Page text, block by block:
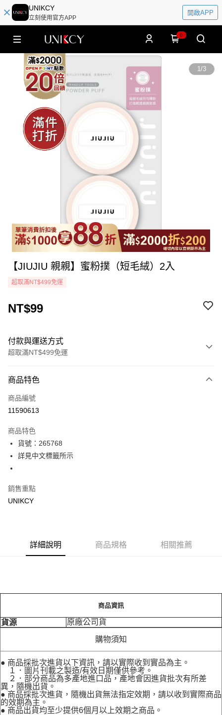
UNIKCY
立刻使用官方APP
開啟APP
0
1/3
【JIUJIU 親親】蜜粉撲（短毛絨）2入
超取滿NT$499免運
NT$99
付款與運送方式
超取滿NT$499免運
icash Pay
信用卡一次付款
LINE Pay
Apple Pay
7-11取貨付款［需3-5個工作天不含預購商品］
每筆NT$70，滿NT$499(含以上)免運費
宅配［需2-3個工作天不含預購商品］
商品特色
商品編號
11590613
商品特色
貨號：265768
詳見中文標籤所示
銷售重點
UNIKCY
詳細說明 商品規格 相關推薦
商品資訊
貨源 原廠公司貨
購物須知
● 商品採批次進貨以下資訊，請以實際收到實品為主。
１．圖片刊載之製造/有效日期僅供參考。
２．部分商品為多產地進口品，產地會因進貨批次有所差
異，隨機出貨。
● 商品採批次進貨，隨機出貨無法指定效期，請以收到實際商品
的效期為主。
● 商品出貨均至少提供6個月以上效期之商品。